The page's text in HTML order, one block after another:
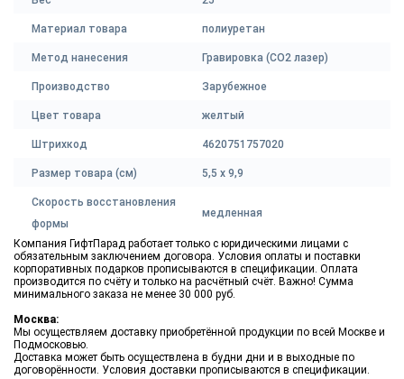
Материал товара полиуретан
Метод нанесения Гравировка (CO2 лазер)
Производство Зарубежное
Цвет товара желтый
Штрихкод 4620751757020
Размер товара (см) 5,5 х 9,9
Скорость восстановления
формы
медленная
Компания ГифтПарад работает только с юридическими лицами с
обязательным заключением договора. Условия оплаты и поставки
корпоративных подарков прописываются в спецификации. Оплата
производится по счёту и только на расчётный счёт. Важно! Сумма
минимального заказа не менее 30 000 руб.
Москва:
Мы осуществляем доставку приобретённой продукции по всей Москве и
Подмосковью.
Доставка может быть осуществлена в будни дни и в выходные по
договорённости. Условия доставки прописываются в спецификации.